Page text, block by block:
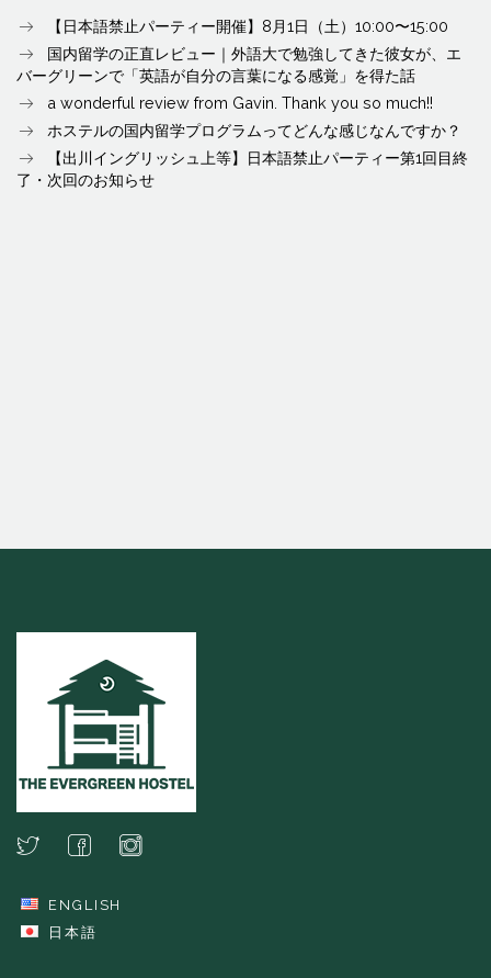
【日本語禁止パーティー開催】8月1日（土）10:00〜15:00
国内留学の正直レビュー｜外語大で勉強してきた彼女が、エ
バーグリーンで「英語が自分の言葉になる感覚」を得た話
a wonderful review from Gavin. Thank you so much!!
ホステルの国内留学プログラムってどんな感じなんですか？
【出川イングリッシュ上等】日本語禁止パーティー第1回目終
了・次回のお知らせ
ENGLISH
日本語